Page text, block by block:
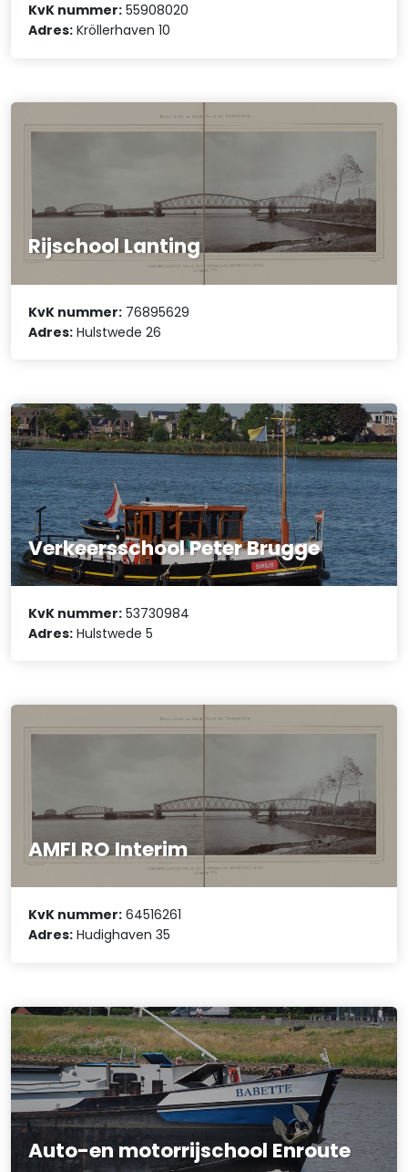
KvK nummer: 55908020
Adres: Kröllerhaven 10
Rijschool Lanting
KvK nummer: 76895629
Adres: Hulstwede 26
Verkeersschool Peter Brugge
KvK nummer: 53730984
Adres: Hulstwede 5
AMFI RO Interim
KvK nummer: 64516261
Adres: Hudighaven 35
Auto-en motorrijschool Enroute